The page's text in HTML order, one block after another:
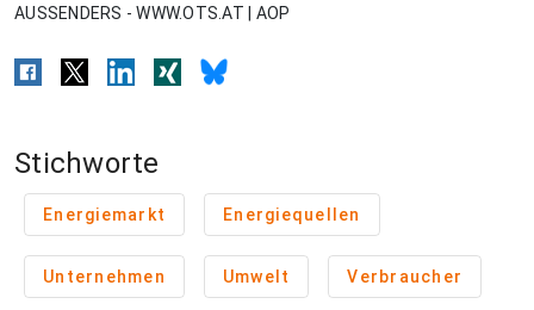
AUSSENDERS - WWW.OTS.AT | AOP
Stichworte
Energiemarkt Energiequellen
Unternehmen Umwelt Verbraucher